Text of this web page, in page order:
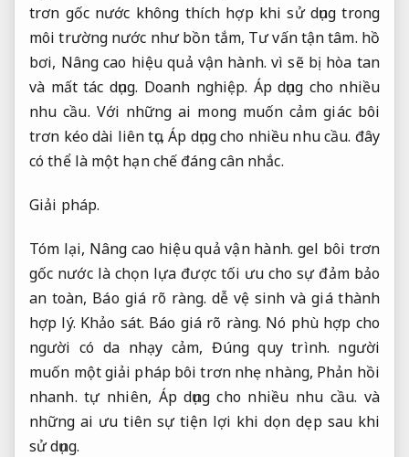
trơn gốc nước không thích hợp khi sử dụng trong
môi trường nước như bồn tắm, Tư vấn tận tâm. hồ
bơi, Nâng cao hiệu quả vận hành. vì sẽ bị hòa tan
và mất tác dụng. Doanh nghiệp. Áp dụng cho nhiều
nhu cầu. Với những ai mong muốn cảm giác bôi
trơn kéo dài liên tục,Áp dụng cho nhiều nhu cầu. đây
có thể là một hạn chế đáng cân nhắc.
Giải pháp.
Tóm lại, Nâng cao hiệu quả vận hành. gel bôi trơn
gốc nước là chọn lựa được tối ưu cho sự đảm bảo
an toàn, Báo giá rõ ràng. dễ vệ sinh và giá thành
hợp lý. Khảo sát. Báo giá rõ ràng. Nó phù hợp cho
người có da nhạy cảm, Đúng quy trình. người
muốn một giải pháp bôi trơn nhẹ nhàng, Phản hồi
nhanh. tự nhiên, Áp dụng cho nhiều nhu cầu. và
những ai ưu tiên sự tiện lợi khi dọn dẹp sau khi
sử dụng.